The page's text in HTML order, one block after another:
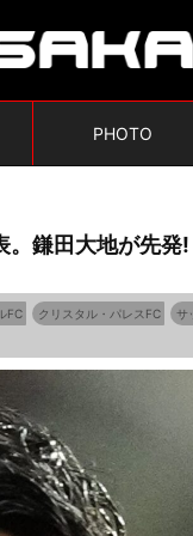
PHOTO
。鎌田大地が先
FC クリスタル・パレスFC サ